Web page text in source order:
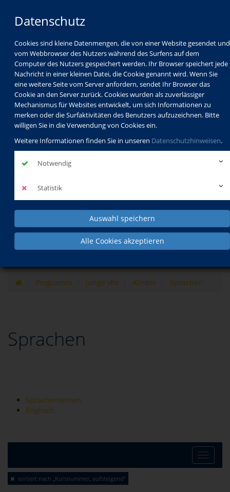
Datenschutz
Cookies sind kleine Datenmengen, die von einer Website gesendet und
vom Webbrowser des Nutzers während des Surfens auf dem
Computer des Nutzers gespeichert werden. Ihr Browser speichert jede
Nachricht in einer kleinen Datei, die Cookie genannt wird. Wenn Sie
eine weitere Seite vom Server anfordern, sendet Ihr Browser das
Cookie an den Server zurück. Cookies wurden als zuverlässiger
Mechanismus für Websites entwickelt, um sich Informationen zu
merken oder die Surfaktivitäten des Benutzers aufzuzeichnen. Bitte
willigen Sie in die Verwendung von Cookies ein.
Weitere Informationen finden Sie in unseren Datenschutzhinweisen.
Notwendig
Statistik
Auswahl speichern
Alle Cookies akzeptieren
Programm
Schulabschlüsse
Schulkindbetreuung
Service
Programm junge vhs Kinder Sprachen
Sprachen
Sprachenlernen
Englisch
Toggle
sortiert nach „Kursnummer, aufsteigend“